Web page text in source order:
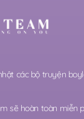
các bộ truyện
sẽ hoàn toàn miễn